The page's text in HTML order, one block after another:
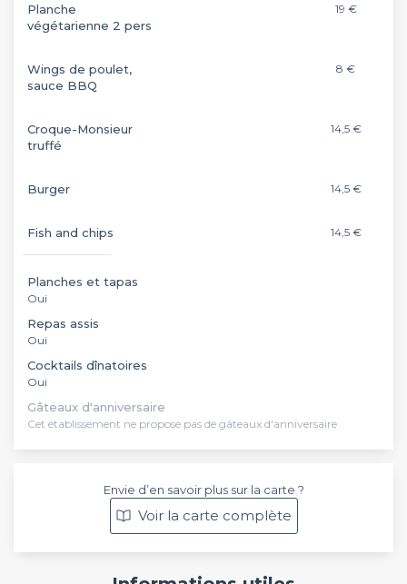
Planche
végétarienne 2 pers
19 €
Wings de poulet,
sauce BBQ
8 €
Croque-Monsieur
truffé
14,5 €
Burger 14,5 €
Fish and chips 14,5 €
Planches et tapas
Oui
Repas assis
Oui
Cocktails dînatoires
Oui
Gâteaux d'anniversaire
Cet établissement ne propose pas de gâteaux d'anniversaire
Envie d’en savoir plus sur la carte ?
Voir la carte complète